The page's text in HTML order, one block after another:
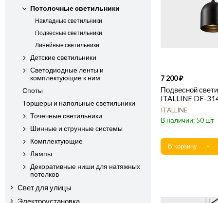
Потолочные светильники
Накладные светильники
Подвесные светильники
Линейные светильники
Детские светильники
Светодиодные ленты и
комплектующие к ним
Споты
Торшеры и напольные светильники
Точечные светильники
Шинные и струнные системы
Комплектующие
Лампы
Декоративные ниши для натяжных
потолков
Свет для улицы
Электроустановка
7 200
Подвесной
ITALLINE DE-
ITALLINE
50